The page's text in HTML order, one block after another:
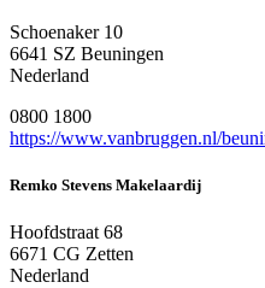
Schoenaker 10
6641 SZ Beuningen
Nederland
0800 1800
https://www.vanbruggen.nl/
Remko Stevens Makelaardij
Hoofdstraat 68
6671 CG Zetten
Nederland